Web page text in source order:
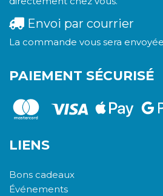
Envoi par courrier
La commande vous sera
PAIEMENT SÉCURISÉ
LIENS
Bons cadeaux
Événements